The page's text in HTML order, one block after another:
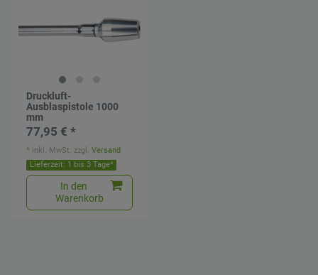
Druckluft-
Ausblaspistole 1000
mm
77,95 € *
Lieferzeit: 1 bis 3 Tage*
In den
Warenkorb
* inkl. MwSt. zzgl.Versand